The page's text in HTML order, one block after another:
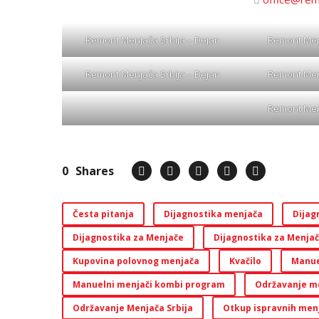
Remont Menjača Srbija – Dejan Remont
Remont Menjača Srbija – Dejan Remont
Remont
0 Shares
Česta pitanja Dijagnostika menjača
Dijagnostika za Menjače
Dijagnostika za
Kupovina polovnog menjača
Kvačilo
Manuelni menjači kombi program
Održavanje
Održavanje Menjača Srbija
Otkup ispravnih